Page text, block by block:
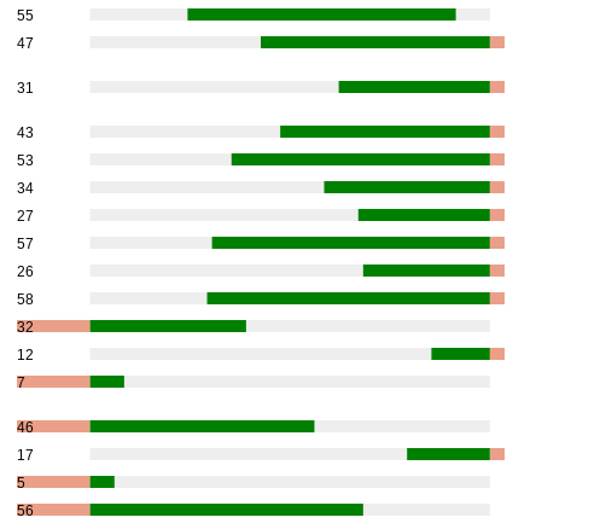
55
47
31
43
53
34
27
57
26
58
32
12
7
46
17
5
56